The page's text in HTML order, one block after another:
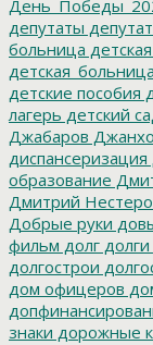
депутаты
больница
детская_больница
детские пособия
лагерь детский
Джабаров
диспансеризация
образование
Дмитрий
Добрые руки
фильм долг долги
долгострои
дом офицеров
знаки дорожные